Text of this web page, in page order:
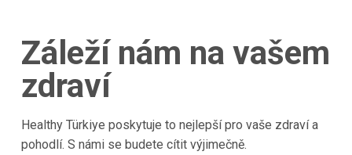
Záleží nám na vašem
zdraví
Healthy Türkiye poskytuje to nejlepší pro vaše zdraví a
pohodlí. S námi se budete cítit výjimečně.